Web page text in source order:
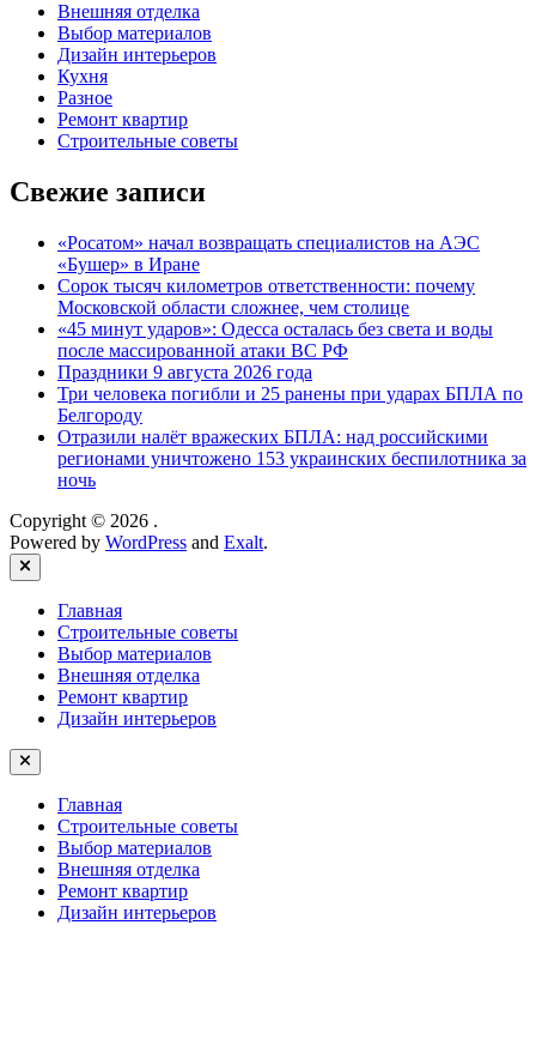
Внешняя отделка
Выбор материалов
Дизайн интерьеров
Кухня
Разное
Ремонт квартир
Строительные советы
Свежие записи
«Росатом» начал возвращать специалистов на АЭС
«Бушер» в Иране
Сорок тысяч километров ответственности: почему
Московской области сложнее, чем столице
«45 минут ударов»: Одесса осталась без света и воды
после массированной атаки ВС РФ
Праздники 9 августа 2026 года
Три человека погибли и 25 ранены при ударах БПЛА по
Белгороду
Отразили налёт вражеских БПЛА: над российскими
регионами уничтожено 153 украинских беспилотника за
ночь
Copyright © 2026 .
Powered by WordPress and Exalt.
Close
Главная
Строительные советы
Выбор материалов
Внешняя отделка
Ремонт квартир
Дизайн интерьеров
Главная
Строительные советы
Выбор материалов
Внешняя отделка
Ремонт квартир
Дизайн интерьеров